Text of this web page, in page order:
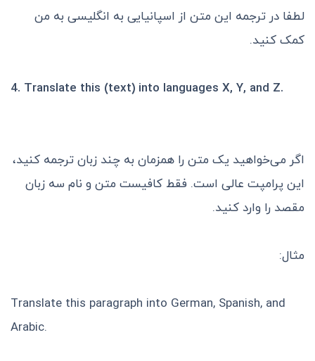
لطفا در ترجمه این متن از اسپانیایی به انگلیسی به من
کمک کنید.
4. Translate this (text) into languages ​​X, Y, and Z.
اگر می‌خواهید یک متن را همزمان به چند زبان ترجمه کنید،
این پرامپت عالی است. فقط کافیست متن و نام سه زبان
مقصد را وارد کنید.
مثال:
Translate this paragraph into German, Spanish, and
Arabic.